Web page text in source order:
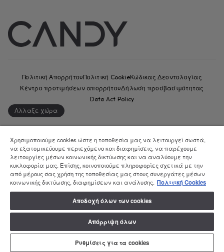
Comolli, 57 - 20861 Brugherio (MB) - Ιταλία - ΔΙΟΙΚΗΤΙΚΑ ΓΡΑΦΕΙΑ: Via
Privata Eden Fumagalli snc - 20861 Brugherio (MB) και Via Trento n.
20/A-22 - 20871 Vimercate (MB) - Ιταλία - Τηλ.: +39.039.2086.1 - Φαξ:
+39.039.2086.237 - Μετοχικό κεφάλαιο 35.000.000,00 € iv - ΑΦΜ. και
αριθμός εγγραφής στο Μητρώο Επιχειρήσεων Μιλάνου-Μόντσα-
ΦΠΑ 00786860965 - Αριθμός REA: MB-1033934 - Άδεια IT AEOF
211870 - Εταιρεία που υπόκειται σε δραστηριότητες διαχείρισης
και συντονισμού της Candy S.p.A.
Πολιτική ΑπορρήτουΠολιτική CookieΚώδικας Δεοντολογίας
Κέντρο προτιμήσεων απορρήτουΔήλωση προσβασιμότητας
Data Act Policy
Αλλαξε χώρα
Χρησιμοποιούμε cookies ώστε η τοποθεσία μας να λειτουργεί σωστά,
να εξατομικεύουμε περιεχόμενο και διαφημίσεις, να παρέχουμε
λειτουργίες μέσων κοινωνικής δικτύωσης και να αναλύουμε την
κυκλοφορία μας. Επίσης, κοινοποιούμε πληροφορίες σχετικά με την
από μέρους σας χρήση της τοποθεσίας μας στους συνεργάτες μέσων
κοινωνικής δικτύωσης, διαφημίσεων και ανάλυσης. Πολιτική Cookies
Αποδοχή όλων των cookies
Απόρριψη όλων
Ρυθμίσεις για τα cookies